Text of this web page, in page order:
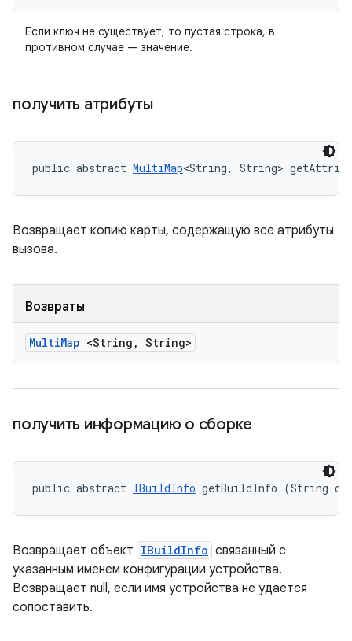
Если ключ не существует, то пустая строка, в
противном случае — значение.
получить атрибуты
public abstract MultiMap<String, String>
Возвращает копию карты, содержащую все атрибуты
вызова.
Возвраты
MultiMap <String , String>
получить информацию о сборке
public abstract IBuildInfo getBuildInfo (String
Возвращает объект IBuildInfo связанный с
указанным именем конфигурации устройства.
Возвращает null, если имя устройства не удается
сопоставить.